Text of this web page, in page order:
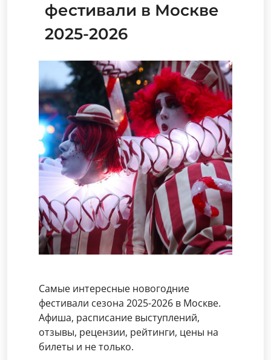
фестивали в Москве
2025-2026
Самые интересные новогодние
фестивали сезона 2025-2026 в Москве.
Афиша, расписание выступлений,
отзывы, рецензии, рейтинги, цены на
билеты и не только.